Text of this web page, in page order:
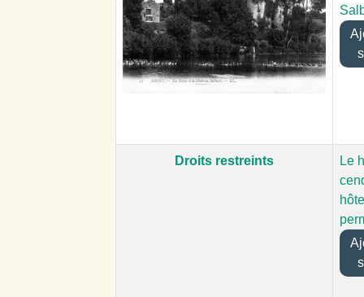
Droits restreints
Le
hôte